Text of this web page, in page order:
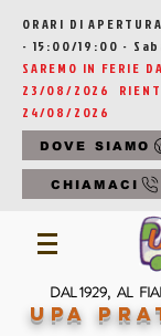
ORARI DI
- 15:00/19:00 -
SAREMO IN FERIE
23/08/2026
24/08/2026
DOVE SIAMO
CHIAMACI
DAL 1929, AL
UPA